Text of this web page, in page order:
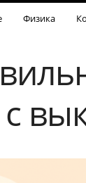
Физика